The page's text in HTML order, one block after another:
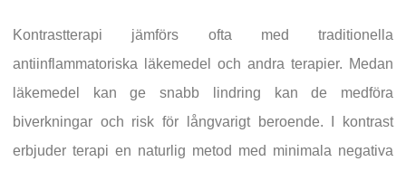
Kontrastterapi jämförs ofta med traditionella
antiinflammatoriska läkemedel och andra terapier. Medan
läkemedel kan ge snabb lindring kan de medföra
biverkningar och risk för långvarigt beroende. I kontrast
erbjuder terapi en naturlig metod med minimala negativa